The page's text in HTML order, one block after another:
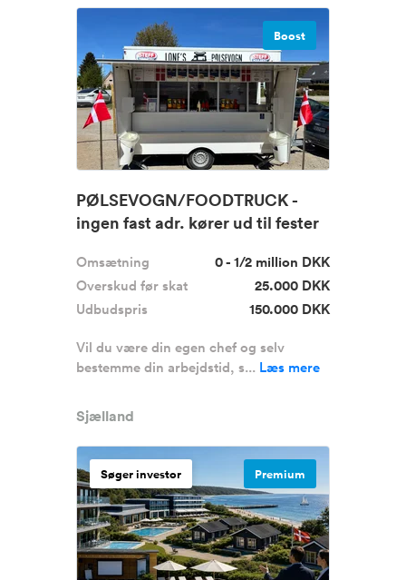
Boost
PØLSEVOGN/FOODTRUCK -
ingen fast adr. kører ud til fester
Omsætning
0 - 1/2 million DKK
Overskud før skat
25.000 DKK
Udbudspris
150.000 DKK
Vil du være din egen chef og selv
bestemme din arbejdstid, s... Læs mere
Sjælland
Søger investor Premium